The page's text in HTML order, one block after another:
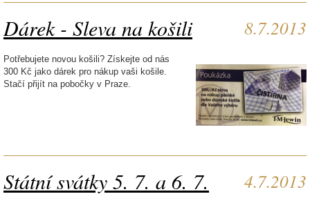
Dárek - Sleva na košili 8.7.2013
Potřebujete novou košili? Získejte od nás
300 Kč jako dárek pro nákup vaši košile.
Stačí přijít na pobočky v Praze.
Státní svátky 5. 7. a 6. 7. 4.7.2013